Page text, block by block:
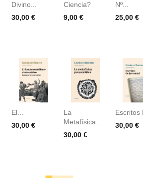
Divino...
Precio
30,00 €
Ciencia?
Precio
9,00 €
Nº...
Precio
25,00 €
El...
Precio
30,00 €
La
Metafísica...
Precio
30,00 €
Escritos
Precio
30,00 €